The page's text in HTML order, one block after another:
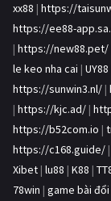
xx88 | https://
https://ee88-
| https://new88.pet/
le keo nha cai | UY88
https://sunwin3.nl/ |
| https://kjc.ad/ |
https://b52com.io |
https://c168.guide/ |
Xibet | lu88 | K88 |
78win | game bài